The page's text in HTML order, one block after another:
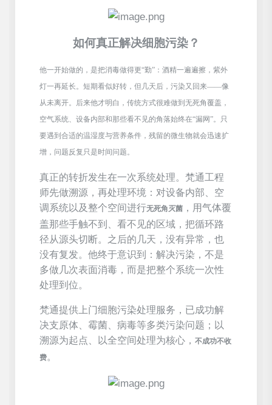
如何真正解决细胞污染？
他一开始做的，是把消毒做得更“勤”：酒精一遍遍擦，紫外
灯一再延长。短期看似好转，但几天后，污染又回来——像
从未离开。后来他才明白，传统方式很难做到无死角覆盖，
空气系统、设备内部和那些看不见的角落始终在“漏网”。只
要遇到合适的温湿度与营养条件，残留的微生物就会迅速扩
增，问题反复只是时间问题。
真正的转折发生在一次系统处理。 梵通工程
师先做溯源，再处理环境：对设备内部、空
调系统以及整个空间进行无死角灭菌 ，用气体覆
盖那些手触不到、看不见的区域，把循环路
径从源头切断。之后的几天，没有异常，也
没有复发。他终于意识到：解决污染，不是
多做几次表面消毒，而是把整个系统一次性
处理到位。
梵通提供上门细胞污染处理服务，已成功解
决支原体、霉菌、病毒等多类污染问题；以
溯源为起点、以全空间处理为核心， 不成功不收
费。